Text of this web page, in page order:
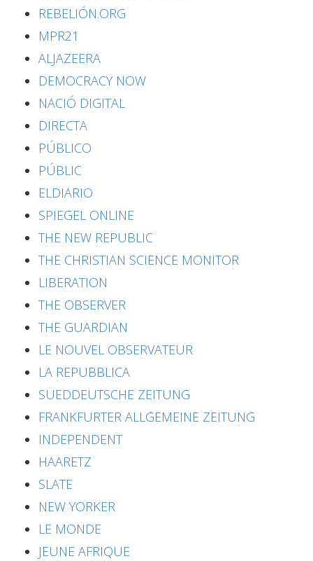
REBELIÓN.ORG
MPR21
ALJAZEERA
DEMOCRACY NOW
NACIÓ DIGITAL
DIRECTA
PÚBLICO
PÚBLIC
ELDIARIO
SPIEGEL ONLINE
THE NEW REPUBLIC
THE CHRISTIAN SCIENCE MONITOR
LIBERATION
THE OBSERVER
THE GUARDIAN
LE NOUVEL OBSERVATEUR
LA REPUBBLICA
SÜEDDEUTSCHE ZEITUNG
FRANKFURTER ALLGEMEINE ZEITUNG
INDEPENDENT
HAARETZ
SLATE
NEW YORKER
LE MONDE
JEUNE AFRIQUE